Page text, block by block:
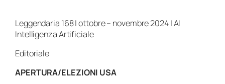
Leggendaria 168 | ottobre – novembre 2024 | AI
Intelligenza Artificiale
Editoriale
APERTURA/ELEZIONI USA